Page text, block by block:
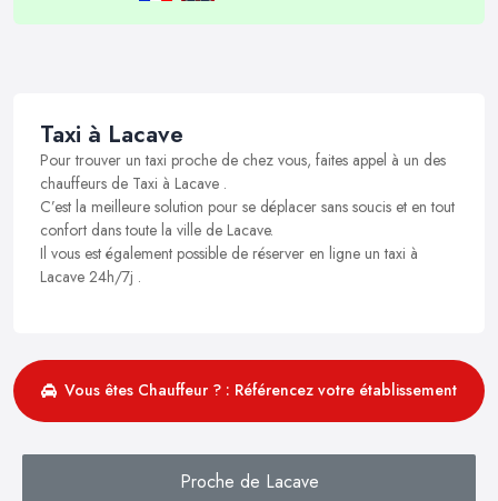
Taxi à Lacave
Pour trouver un taxi proche de chez vous, faites appel à un des
chauffeurs de Taxi à Lacave .
C’est la meilleure solution pour se déplacer sans soucis et en tout
confort dans toute la ville de Lacave.
Il vous est également possible de réserver en ligne un taxi à
Lacave 24h/7j .
Vous êtes Chauffeur ? : Référencez votre établissement
Proche de Lacave